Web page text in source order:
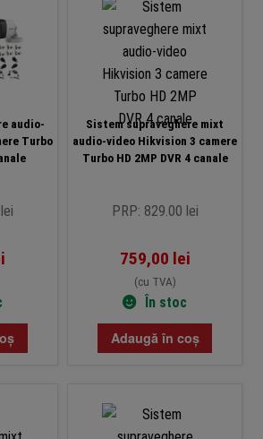
audio-
Turbo
Sistem supraveghere mixt
audio-video Hikvision 3 camere
Turbo HD 2MP DVR 4 canale
PRP: 829.00 lei
759,00 lei
(cu TVA)
În stoc
Adaugă în coș